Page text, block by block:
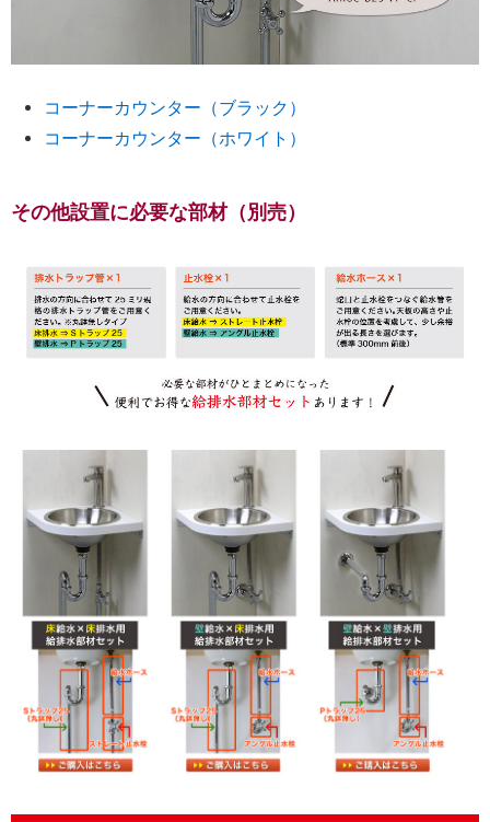
コーナーカウンター（ブラック）
コーナーカウンター（ホワイト）
その他設置に必要な部材（別売）